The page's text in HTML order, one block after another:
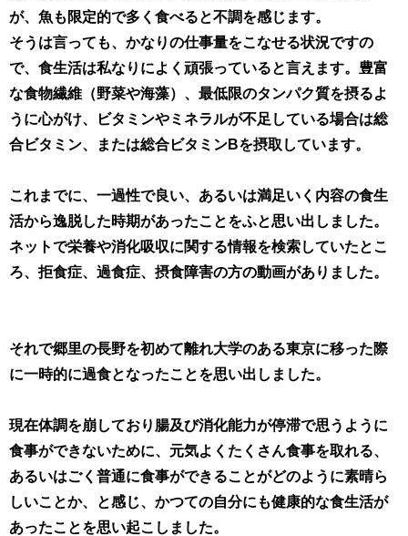
が、魚も限定的で多く食べると不調を感じます。
そうは言っても、かなりの仕事量をこなせる状況ですの
で、食生活は私なりによく頑張っていると言えます。豊富
な食物繊維（野菜や海藻）、最低限のタンパク質を摂るよ
うに心がけ、ビタミンやミネラルが不足している場合は総
合ビタミン、または総合ビタミンBを摂取しています。
これまでに、一過性で良い、あるいは満足いく内容の食生
活から逸脱した時期があったことをふと思い出しました。
ネットで栄養や消化吸収に関する情報を検索していたとこ
ろ、拒食症、過食症、摂食障害の方の動画がありました。
それで郷里の長野を初めて離れ大学のある東京に移った際
に一時的に過食となったことを思い出しました。
現在体調を崩しており腸及び消化能力が停滞で思うように
食事ができないために、元気よくたくさん食事を取れる、
あるいはごく普通に食事ができることがどのように素晴ら
しいことか、と感じ、かつての自分にも健康的な食生活が
あったことを思い起こしました。